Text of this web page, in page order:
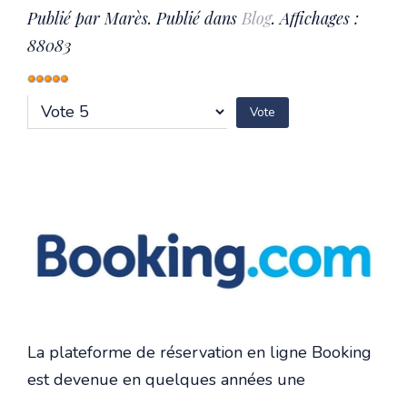
Publié par Marès. Publié dans Blog. Affichages :
88083
Vote
utilisateur:
Veuillez
voter
La plateforme de réservation en ligne Booking
est devenue en quelques années une